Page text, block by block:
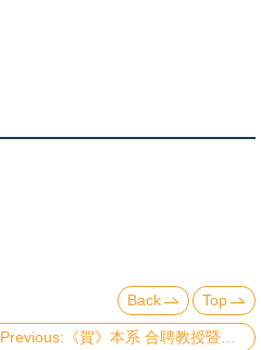
Back Top
Previous:《賀》本系 合聘教授暨系友 Prof. Li-Chyong Chen 當選 第33屆數理科學組 《中央研究院院士》 (33rd Academician of Academia Sinica - Division of Mathematics and Physical Sciences)